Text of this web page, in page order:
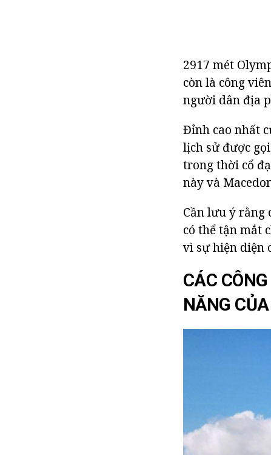
2917 mét
còn là công
người dân địa
Đỉnh cao nhất
lịch sử được
trong thời cổ
này và
Cần lưu ý rằng
có thể tận mắt
vì sự hiện diện
CÁC
NĂNG